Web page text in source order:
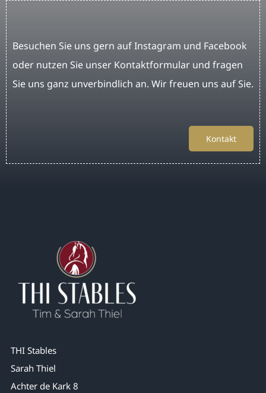
Besuchen Sie uns gern auf Instagram und Facebook
oder nutzen Sie unser Kontaktformular und fragen
Sie uns ganz unverbindlich an. Wir freuen uns auf Sie.
Kontakt
THI Stables
Sarah Thiel
Achter de Kark 8